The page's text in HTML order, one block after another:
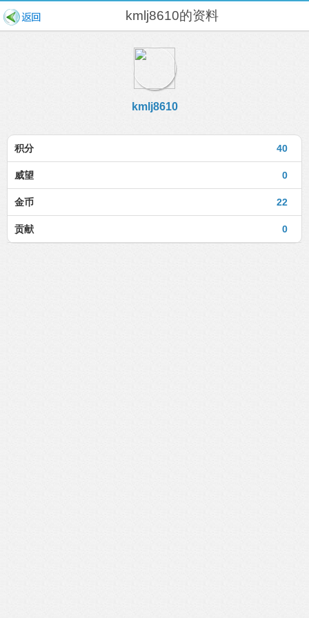
kmlj8610的资料
kmlj8610
40
积分
0
威望
22
金币
0
贡献